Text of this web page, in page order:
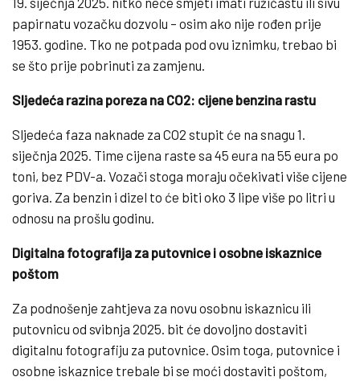
papirnatu vozačku dozvolu – osim ako nije rođen prije
1953. godine. Tko ne potpada pod ovu iznimku, trebao bi
se što prije pobrinuti za zamjenu.
Sljedeća razina poreza na CO2: cijene benzina rastu
Sljedeća faza naknade za CO2 stupit će na snagu 1.
siječnja 2025. Time cijena raste sa 45 eura na 55 eura po
toni, bez PDV-a. Vozači stoga moraju očekivati više cijene
goriva. Za benzin i dizel to će biti oko 3 lipe više po litri u
odnosu na prošlu godinu.
Digitalna fotografija za putovnice i osobne iskaznice
poštom
Za podnošenje zahtjeva za novu osobnu iskaznicu ili
putovnicu od svibnja 2025. bit će dovoljno dostaviti
digitalnu fotografiju za putovnice. Osim toga, putovnice i
osobne iskaznice trebale bi se moći dostaviti poštom,